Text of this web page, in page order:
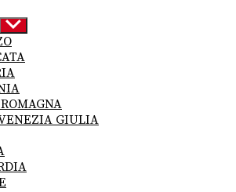
Show
sub
menu
GIULIA